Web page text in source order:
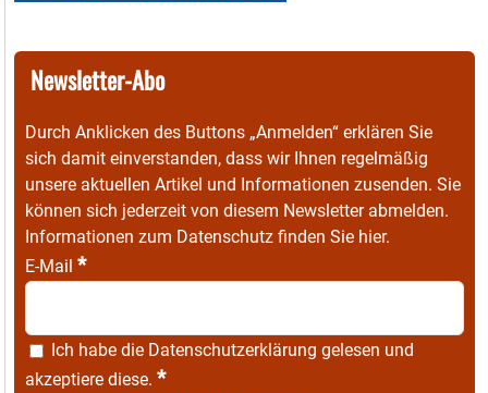
Newsletter-Abo
Durch Anklicken des Buttons „Anmelden“ erklären Sie
sich damit einverstanden, dass wir Ihnen regelmäßig
unsere aktuellen Artikel und Informationen zusenden. Sie
können sich jederzeit von diesem Newsletter abmelden.
Informationen zum Datenschutz finden Sie hier.
E-Mail *
Ich habe die Datenschutzerklärung gelesen und
akzeptiere diese. *